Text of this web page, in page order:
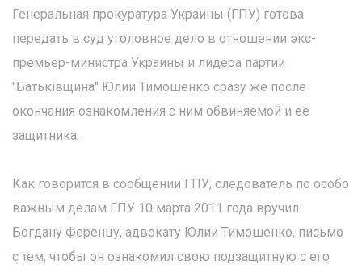
Генеральная прокуратура Украины (ГПУ) готова
передать в суд уголовное дело в отношении экс-
премьер-министра Украины и лидера партии
"Батьківщина" Юлии Тимошенко сразу же после
окончания ознакомления с ним обвиняемой и ее
защитника.
Как говорится в сообщении ГПУ, следователь по особо
важным делам ГПУ 10 марта 2011 года вручил
Богдану Ференцу, адвокату Юлии Тимошенко, письмо
с тем, чтобы он ознакомил свою подзащитную с его